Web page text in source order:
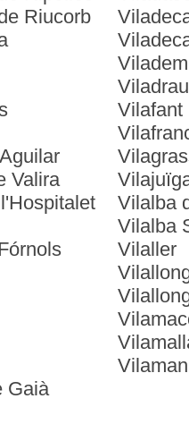
Riucorb
Valira
Gaià
Viladrau
Vilafant
Vilalba
Vilalba
Vilaller